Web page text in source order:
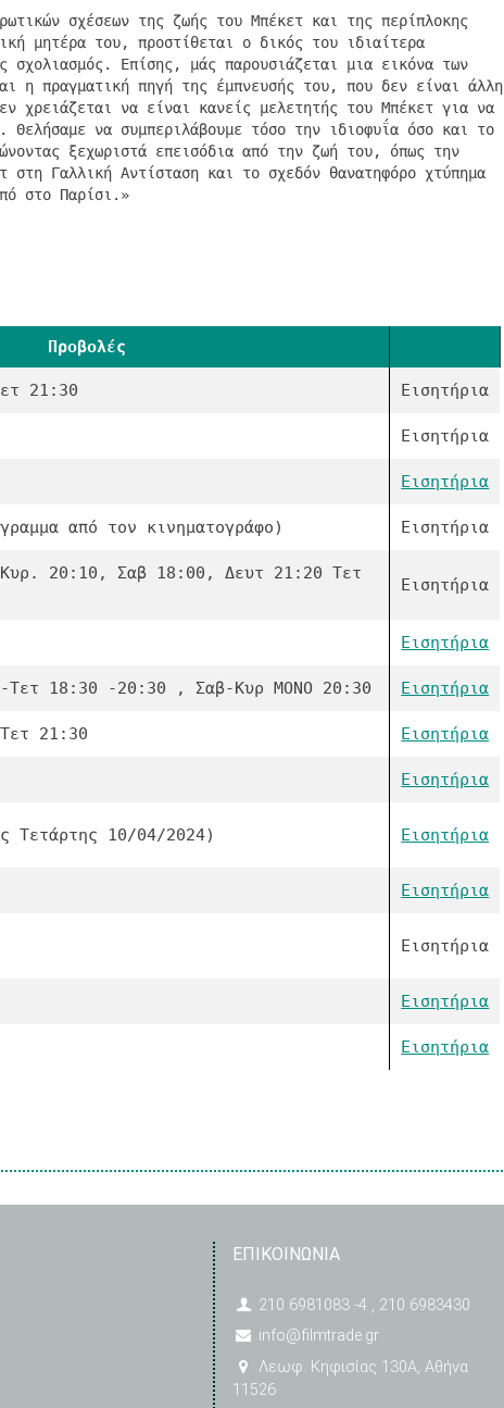
σχέσεων της ζωής του Μπέκετ και της περίπλοκης
μητέρα του, προστίθεται ο δικός του ιδιαίτερα
σχολιασμός. Επίσης, μάς παρουσιάζεται μια εικόνα των
η πραγματική πηγή της έμπνευσής του, που δεν είναι άλλη
χρειάζεται να είναι κανείς μελετητής του Μπέκετ για να
Θελήσαμε να συμπεριλάβουμε τόσο την ιδιοφυΐα όσο και το
ξεχωριστά επεισόδια από την ζωή του, όπως την
στη Γαλλική Αντίσταση και το σχεδόν θανατηφόρο χτύπημα
στο Παρίσι.»
Προβολές
21:30 Εισητήρια
Εισητήρια
Εισητήρια
από τον κινηματογράφο) Εισητήρια
20:10, Σαβ 18:00, Δευτ 21:20 Τετ
Εισητήρια
Εισητήρια
Τετ 18:30 -20:30 , Σαβ-Κυρ ΜΟΝΟ 20:30 Εισητήρια
21:30 Εισητήρια
Εισητήρια
Τετάρτης 10/04/2024) Εισητήρια
Εισητήρια
Εισητήρια
Εισητήρια
Εισητήρια
ΕΠΙΚΟΙΝΩΝΙΑ
210 6981083 -4 , 210 6983430
info@filmtrade.gr
Λεωφ. Κηφισίας 130A, Αθήνα
11526